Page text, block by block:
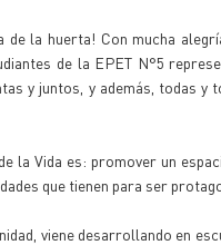
la huerta! Con mucha
de la EPET N°5
y juntos, y además, todas y
la Vida es: promover un
que tienen para ser
viene desarrollando en